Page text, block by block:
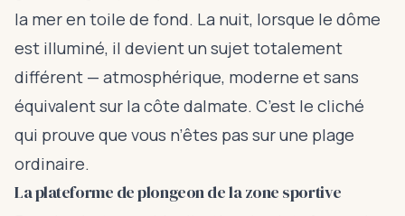
la mer en toile de fond. La nuit, lorsque le dôme
est illuminé, il devient un sujet totalement
différent — atmosphérique, moderne et sans
équivalent sur la côte dalmate. C’est le cliché
qui prouve que vous n’êtes pas sur une plage
ordinaire.
La plateforme de plongeon de la zone sportive